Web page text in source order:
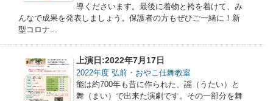
導くださいます。最後に着物と袴を着けて、み
んなで成果を発表しましょう。保護者の方もぜひご一緒に！新
型コロナ...
上演日:2022年7月17日
2022年度 弘前・おやこ仕舞教室
能は約700年も昔に作られた、謡（うたい）と
舞（まい）で出来た演劇です。その一部分を舞